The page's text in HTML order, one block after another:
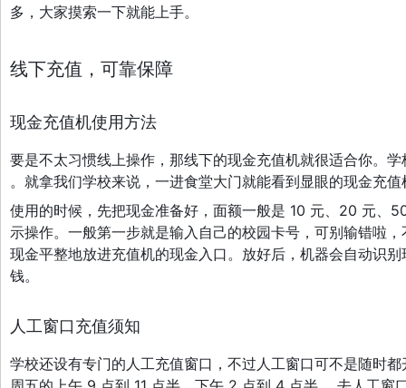
多，大家摸索一下就能上手。
线下充值，可靠保障
现金充值机使用方法
要是不太习惯线上操作，那线下的现金充值机就很适合你。
。就拿我们学校来说，一进食堂大门就能看到显眼的现金充
使用的时候，先把现金准备好，面额一般是 10 元、20 元、
示操作。一般第一步就是输入自己的校园卡号，可别输错啦
现金平整地放进充值机的现金入口。放好后，机器会自动识
钱。
人工窗口充值须知
学校还设有专门的人工充值窗口，不过人工窗口可不是随时